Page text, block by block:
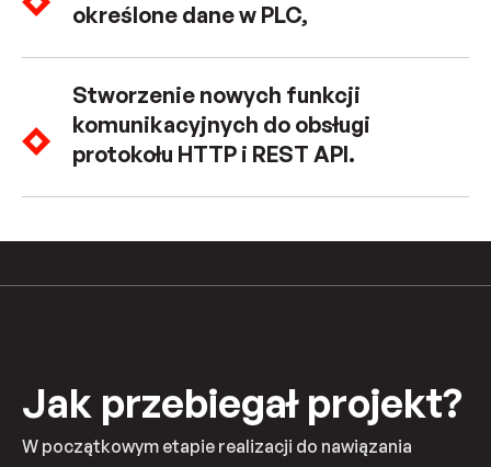
określone dane w PLC,
Stworzenie nowych funkcji
komunikacyjnych do obsługi
protokołu HTTP i REST API.
Jak przebiegał projekt?
W początkowym etapie realizacji do nawiązania